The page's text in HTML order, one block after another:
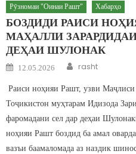
Рӯзномаи "Оинаи Рашт" Хабарҳо
БОЗДИДИ РАИСИ
МАҲАЛЛИ
ДЕҲАИ ШУЛОНАК
Posted on
12.05.2026 Author
rasht
Раиси ноҳияи Рашт, узви
Тоҷикистон муҳтарам Идизода
фаромадани сел дар деҳаи
ноҳияи Рашт боздид ба амал
вазъи баамаломада аз наздик